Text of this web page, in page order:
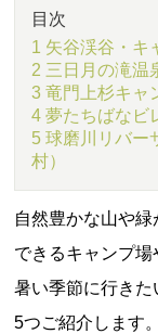
目次
1 矢谷渓谷・キ
2 三日月の滝温
3 竜門上杉キャ
4 夢たちばなビ
5 球磨川リバー
村）
自然豊かな山や
できるキャンプ場
暑い季節に行き
5つご紹介します。